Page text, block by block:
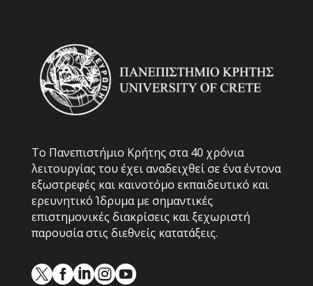
Το Πανεπιστήμιο Κρήτης στα 40 χρόνια
λειτουργίας του έχει αναδειχθεί σε ένα έντονα
εξωστρεφές και καινοτόμο εκπαιδευτικό και
ερευνητικό Ίδρυμα με σημαντικές
επιστημονικές διακρίσεις και ξεχωριστή
παρουσία στις διεθνείς κατατάξεις.
